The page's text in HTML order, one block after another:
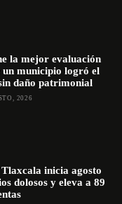
la mejor evaluación
un municipio logró el
daño patrimonial
2026
inicia agosto
dolosos y eleva a 89